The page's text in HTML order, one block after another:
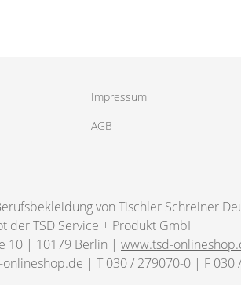
Impressum
AGB
von Tischler Schreiner
der TSD Service + Produkt GmbH
10 | 10179 Berlin | www.tsd-
onlineshop.de | T030 / 279070-0 | F 030